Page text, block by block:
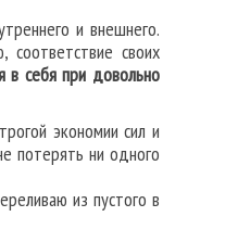
и внешнего.
своих
в себя при довольно
экономии сил и
потерять ни одного
из пустого в